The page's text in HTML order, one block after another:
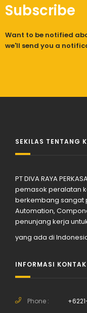
Subscribe
Want to be notified
we'll send you a
SEKILAS TENTANG
PT DIVA RAYA
pemasok peralatan
berkembang sangat
Automation,
penunjang kerja
yang ada di
INFORMASI KONTAK
Phone :